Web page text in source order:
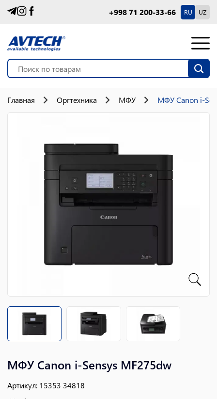
+998 71 200-33-66 RU UZ
Главная Оргтехника МФУ МФУ Canon i-
МФУ Canon i-Sensys MF275dw
Артикул: 15353 34818